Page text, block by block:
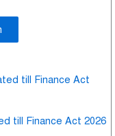
till Finance Act
till Finance Act 2026